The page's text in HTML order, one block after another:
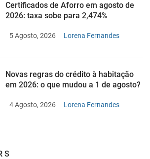
Certificados de Aforro em agosto de
2026: taxa sobe para 2,474%
5 Agosto, 2026 Lorena Fernandes
Novas regras do crédito à habitação
em 2026: o que mudou a 1 de agosto?
4 Agosto, 2026 Lorena Fernandes